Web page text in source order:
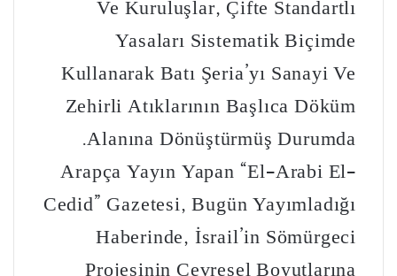
Ve Kuruluşlar, Çifte Standartlı
Yasaları Sistematik Biçimde
Kullanarak Batı Şeria’yı Sanayi Ve
Zehirli Atıklarının Başlıca Döküm
Alanına Dönüştürmüş Durumda.
Arapça Yayın Yapan “el-Arabi El-
Cedid” Gazetesi, Bugün Yayımladığı
Haberinde, İsrail’in Sömürgeci